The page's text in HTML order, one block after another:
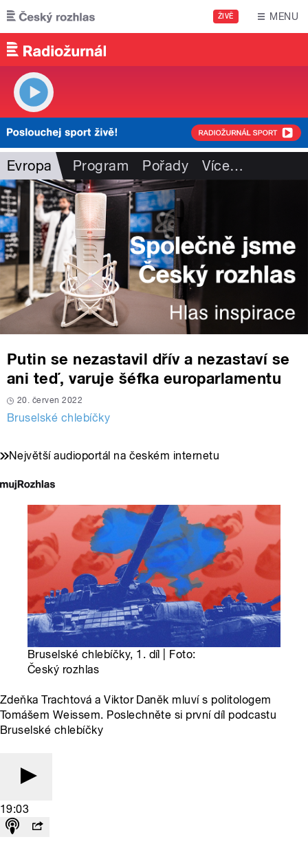
Přejít k hlavnímu obsahu
ŽIVĚ MENU
Evropa Program Pořady Více…
Putin se nezastavil dřív a nezastaví se
ani teď, varuje šéfka europarlamentu
20. červen 2022
Bruselské chlebíčky
Největší audioportál na českém internetu
Bruselské chlebíčky, 1. díl | Foto:
Český rozhlas
Zdeňka Trachtová a Viktor Daněk mluví s politologem
Tomášem Weissem. Poslechněte si první díl podcastu
Bruselské chlebíčky
19:03